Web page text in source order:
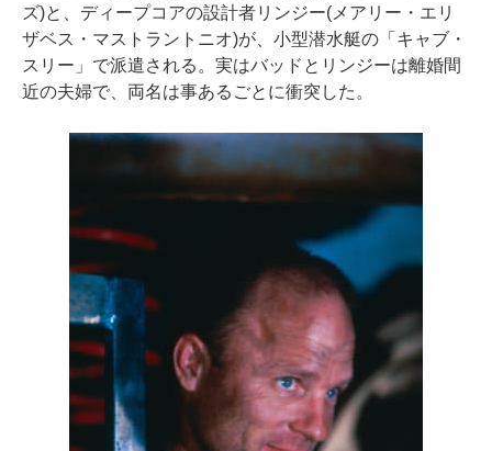
ズ)と、ディープコアの設計者リンジー(メアリー・エリ
ザベス・マストラントニオ)が、小型潜水艇の「キャブ・
スリー」で派遣される。実はバッドとリンジーは離婚間
近の夫婦で、両名は事あるごとに衝突した。